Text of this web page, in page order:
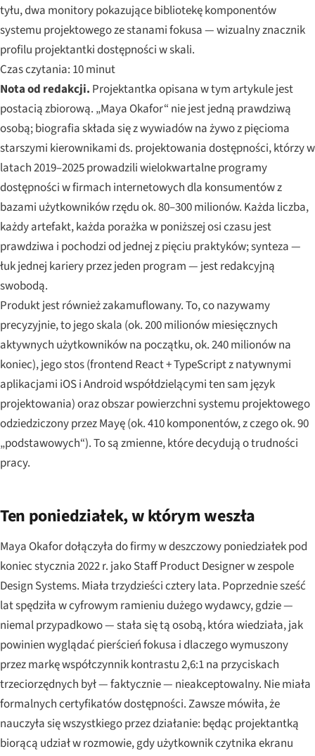
tyłu, dwa monitory pokazujące bibliotekę komponentów
systemu projektowego ze stanami fokusa — wizualny znacznik
profilu projektantki dostępności w skali.
Czas czytania: 10 minut
Nota od redakcji. Projektantka opisana w tym artykule jest
postacią zbiorową. „Maya Okafor“ nie jest jedną prawdziwą
osobą; biografia składa się z wywiadów na żywo z pięcioma
starszymi kierownikami ds. projektowania dostępności, którzy w
latach 2019–2025 prowadzili wielokwartalne programy
dostępności w firmach internetowych dla konsumentów z
bazami użytkowników rzędu ok. 80–300 milionów. Każda liczba,
każdy artefakt, każda porażka w poniższej osi czasu jest
prawdziwa i pochodzi od jednej z pięciu praktyków; synteza —
łuk jednej kariery przez jeden program — jest redakcyjną
swobodą.
Produkt jest również zakamuflowany. To, co nazywamy
precyzyjnie, to jego skala (ok. 200 milionów miesięcznych
aktywnych użytkowników na początku, ok. 240 milionów na
koniec), jego stos (frontend React + TypeScript z natywnymi
aplikacjami iOS i Android współdzielącymi ten sam język
projektowania) oraz obszar powierzchni systemu projektowego
odziedziczony przez Mayę (ok. 410 komponentów, z czego ok. 90
„podstawowych“). To są zmienne, które decydują o trudności
pracy.
Ten poniedziałek, w którym weszła
Maya Okafor dołączyła do firmy w deszczowy poniedziałek pod
koniec stycznia 2022 r. jako Staff Product Designer w zespole
Design Systems. Miała trzydzieści cztery lata. Poprzednie sześć
lat spędziła w cyfrowym ramieniu dużego wydawcy, gdzie —
niemal przypadkowo — stała się tą osobą, która wiedziała, jak
powinien wyglądać pierścień fokusa i dlaczego wymuszony
przez markę współczynnik kontrastu 2,6:1 na przyciskach
trzeciorzędnych był — faktycznie — nieakceptowalny. Nie miała
formalnych certyfikatów dostępności. Zawsze mówiła, że
nauczyła się wszystkiego przez działanie: będąc projektantką
biorącą udział w rozmowie, gdy użytkownik czytnika ekranu